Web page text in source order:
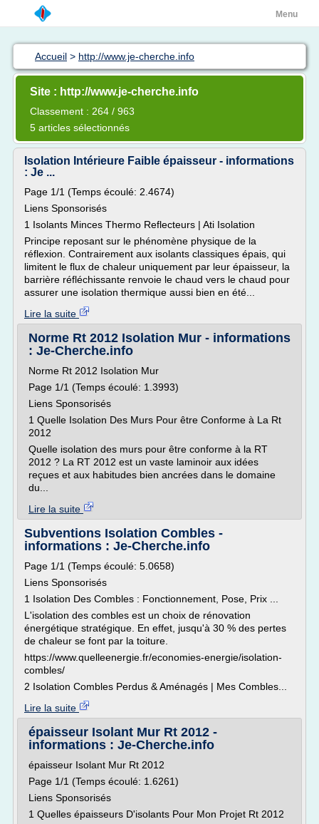
Menu
Accueil > http://www.je-cherche.info
Site : http://www.je-cherche.info
Classement : 264 / 963
5 articles sélectionnés
Isolation Intérieure Faible épaisseur - informations
: Je ...
Page 1/1 (Temps écoulé: 2.4674)
Liens Sponsorisés
1 Isolants Minces Thermo Reflecteurs | Ati Isolation
Principe reposant sur le phénomène physique de la
réflexion. Contrairement aux isolants classiques épais, qui
limitent le flux de chaleur uniquement par leur épaisseur, la
barrière réfléchissante renvoie le chaud vers le chaud pour
assurer une isolation thermique aussi bien en été...
Lire la suite
Norme Rt 2012 Isolation Mur - informations
: Je-Cherche.info
Norme Rt 2012 Isolation Mur
Page 1/1 (Temps écoulé: 1.3993)
Liens Sponsorisés
1 Quelle Isolation Des Murs Pour être Conforme à La Rt
2012
Quelle isolation des murs pour être conforme à la RT
2012 ? La RT 2012 est un vaste laminoir aux idées
reçues et aux habitudes bien ancrées dans le domaine
du...
Lire la suite
Subventions Isolation Combles -
informations : Je-Cherche.info
Page 1/1 (Temps écoulé: 5.0658)
Liens Sponsorisés
1 Isolation Des Combles : Fonctionnement, Pose, Prix ...
L'isolation des combles est un choix de rénovation
énergétique stratégique. En effet, jusqu'à 30 % des pertes
de chaleur se font par la toiture.
https://www.quelleenergie.fr/economies-energie/isolation-
combles/
2 Isolation Combles Perdus & Aménagés | Mes Combles...
Lire la suite
épaisseur Isolant Mur Rt 2012 -
informations : Je-Cherche.info
épaisseur Isolant Mur Rt 2012
Page 1/1 (Temps écoulé: 1.6261)
Liens Sponsorisés
1 Quelles épaisseurs D'isolants Pour Mon Projet Rt 2012